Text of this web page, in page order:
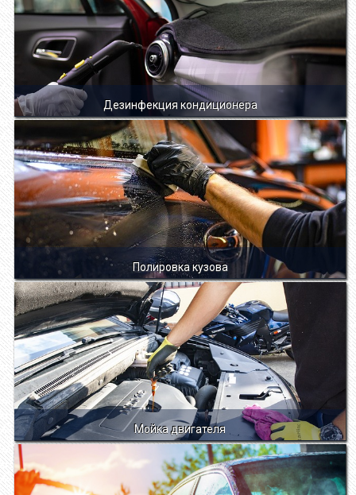
Дезинфекция кондиционера
Полировка кузова
Мойка двигателя